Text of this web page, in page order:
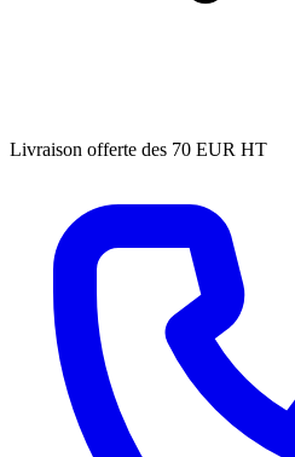
Livraison offerte des 70 EUR HT